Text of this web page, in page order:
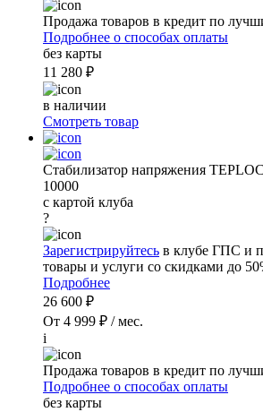
Продажа товаров в кредит по
Подробнее о способах оплаты
без карты
11 280 ₽
в наличии
Смотреть товар
Стабилизатор напряжения
10000
с картой клуба
?
Зарегистрируйтесь в клубе ГПС и
товары и услуги со скидками до
Подробнее
26 600 ₽
От 4 999 ₽ / мес.
i
Продажа товаров в кредит по
Подробнее о способах оплаты
без карты